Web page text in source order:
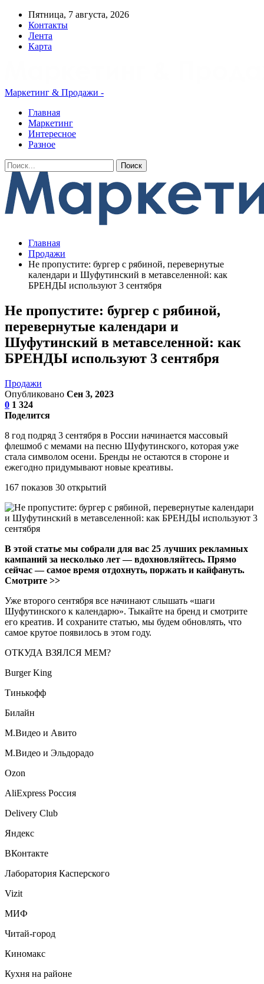
Пятница, 7 августа, 2026
Контакты
Лента
Карта
Маркетинг & Продажи -
Главная
Маркетинг
Интересное
Разное
Главная
Продажи
Не пропустите: бургер с рябиной, перевернутые
календари и Шуфутинский в метавселенной: как
БРЕНДЫ используют 3 сентября
Не пропустите: бургер с рябиной,
перевернутые календари и
Шуфутинский в метавселенной: как
БРЕНДЫ используют 3 сентября
Продажи
Опубликовано Сен 3, 2023
0 1 324
Поделится
8 год подряд 3 сентября в России начинается массовый
флешмоб с мемами на песню Шуфутинского, которая уже
стала символом осени. Бренды не остаются в стороне и
ежегодно придумывают новые креативы.
167 показов 30 открытий
В этой статье мы собрали для вас 25 лучших рекламных
кампаний за несколько лет — вдохновляйтесь. Прямо
сейчас — самое время отдохнуть, поржать и кайфануть.
Смотрите >>
Уже второго сентября все начинают слышать «шаги
Шуфутинского к календарю». Тыкайте на бренд и смотрите
его креатив. И сохраните статью, мы будем обновлять, что
самое крутое появилось в этом году.
ОТКУДА ВЗЯЛСЯ МЕМ?
Burger King
Тинькофф
Билайн
М.Видео и Авито
М.Видео и Эльдорадо
Ozon
AliExpress Россия
Delivery Club
Яндекс
ВКонтакте
Лаборатория Касперского
Vizit
МИФ
Читай-город
Киномакс
Кухня на районе